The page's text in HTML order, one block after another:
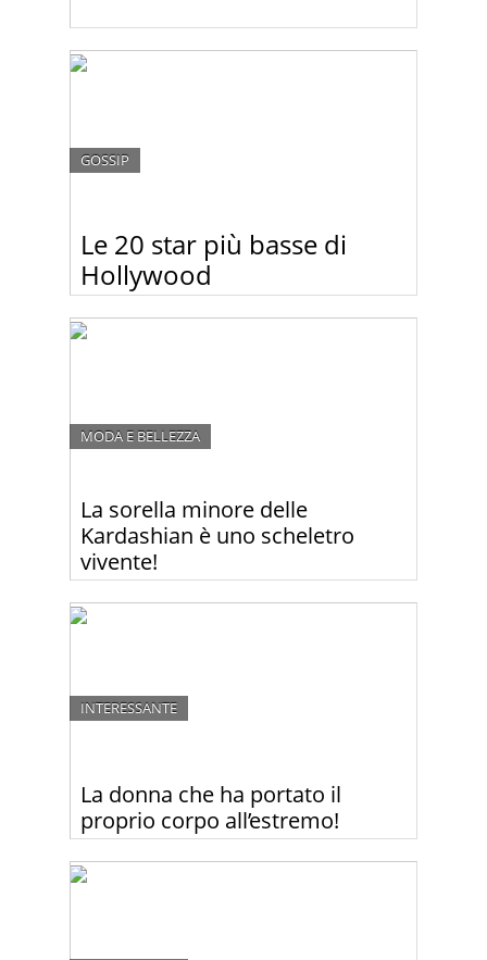
Le 20 star più basse di
Hollywood
GOSSIP
Hollywood. Scommettiamo che rimarrete sorpresi
da quanto sono bassi alcuni personaggi più famosi
La sorella minore delle
Kardashian è uno scheletro
vivente!
MODA E BELLEZZA
per le curve generose. Infatti, a differenza delle sue
sorelle maggiori, la 17enne Kendal spesso viene
La donna che ha portato il
proprio corpo all’estremo!
INTERESSANTE
per tre anni, perché vuole avere la vita più sottile
al mondo!